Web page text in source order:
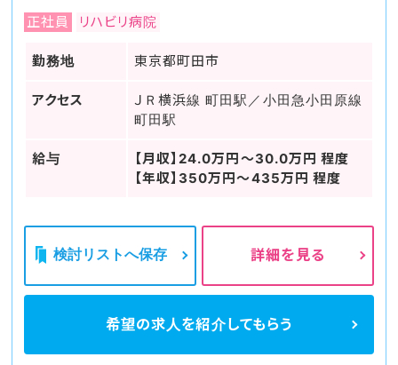
正社員 リハビリ病院
勤務地 東京都町田市
アクセス
ＪＲ横浜線 町田駅／小田急小田原線
町田駅
給与
【月収】24.0万円～30.0万円 程度
【年収】350万円～435万円 程度
検討リストへ保存 詳細を見る
希望の求人を紹介してもらう